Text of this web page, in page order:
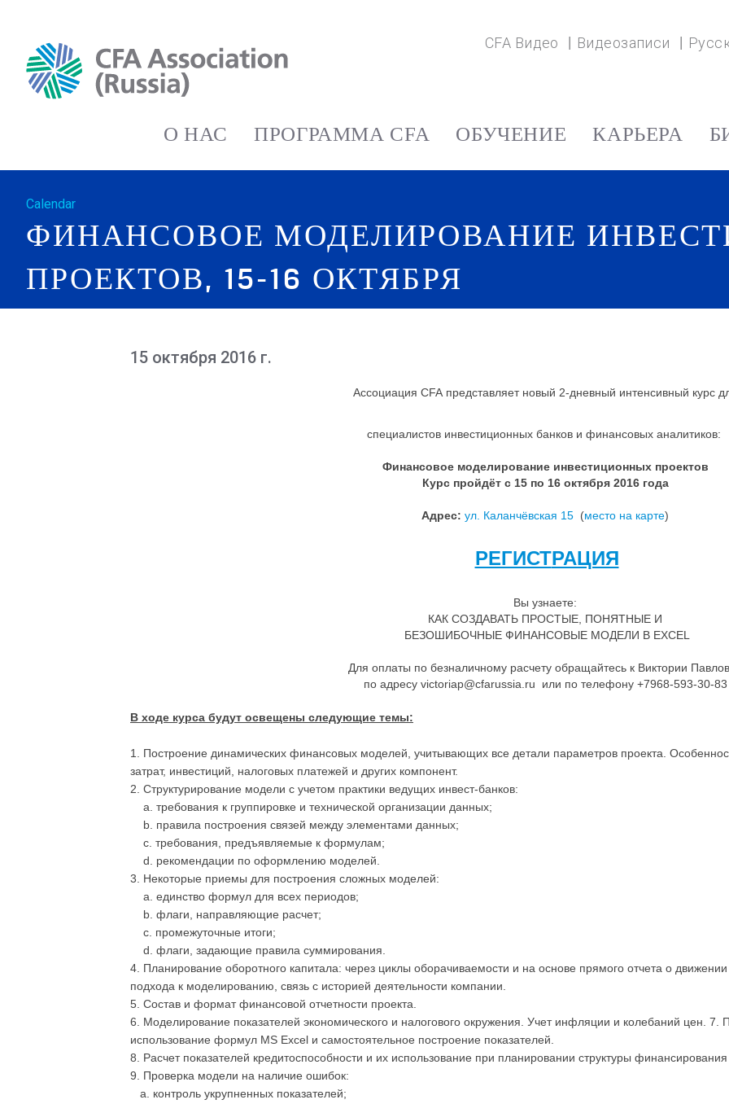
CFA Видео Видеозаписи
О НАС ПРОГРАММА CFA ОБУЧЕНИЕ КАРЬЕРА
Calendar
ФИНАНСОВОЕ МОДЕЛИРОВАНИЕ
ПРОЕКТОВ, 15-16 ОКТЯБРЯ
15 октября 2016 г.
Ассоциация CFA представляет новый 2-дневный интенсивный курс
специалистов инвестиционных банков и финансовых аналитиков:
Финансовое моделирование инвестиционных проектов
Курс пройдёт с 15 по 16 октября 2016 года
Адрес: ул. Каланчёвская 15 (место на карте)
РЕГИСТРАЦИЯ
Вы узнаете:
КАК СОЗДАВАТЬ ПРОСТЫЕ, ПОНЯТНЫЕ И
БЕЗОШИБОЧНЫЕ ФИНАНСОВЫЕ МОДЕЛИ В EXCEL
Для оплаты по безналичному расчету обращайтесь к Виктории
по адресу victoriap@cfarussia.ru или по телефону +7968-593-30-83
В ходе курса будут освещены следующие темы:
1. Построение динамических финансовых моделей, учитывающих все детали параметров проекта.
затрат, инвестиций, налоговых платежей и других компонент.
2. Структурирование модели с учетом практики ведущих инвест-банков:
a. требования к группировке и технической организации данных;
b. правила построения связей между элементами данных;
c. требования, предъявляемые к формулам;
d. рекомендации по оформлению моделей.
3. Некоторые приемы для построения сложных моделей:
a. единство формул для всех периодов;
b. флаги, направляющие расчет;
c. промежуточные итоги;
d. флаги, задающие правила суммирования.
4. Планирование оборотного капитала: через циклы оборачиваемости и на основе прямого отчета о
подхода к моделированию, связь с историей деятельности компании.
5. Состав и формат финансовой отчетности проекта.
6. Моделирование показателей экономического и налогового окружения. Учет инфляции и колебаний цен. 7.
использование формул MS Excel и самостоятельное построение показателей.
8. Расчет показателей кредитоспособности и их использование при планировании структуры финансирования
9. Проверка модели на наличие ошибок:
a. контроль укрупненных показателей;